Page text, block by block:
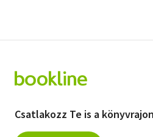
Csatlakozz Te is a